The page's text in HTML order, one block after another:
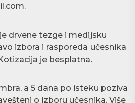
drvene tezge i medijsku
izbora i rasporeda učesnika
je besplatna.
a 5 dana po isteku poziva
o izboru učesnika. Više